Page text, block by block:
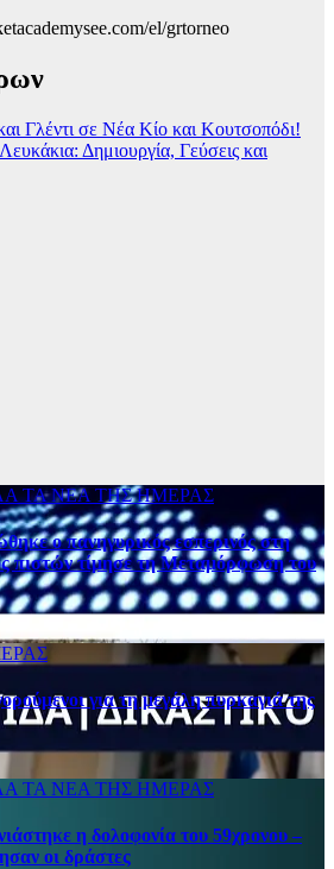
el/grtorneo
Γλέντι σε Νέα Κίο και Κουτσοπόδι!
Δημιουργία, Γεύσεις και
ΤΑ ΝΕΑ ΤΗΣ ΗΜΕΡΑΣ
ο πανηγυρικός εσπερινός στη
πιστών τίμησε τη Μεταμόρφωση του
για τη μεγάλη πυρκαγιά της
ΤΑ ΝΕΑ ΤΗΣ ΗΜΕΡΑΣ
η δολοφονία του 59χρονου –
οι δράστες